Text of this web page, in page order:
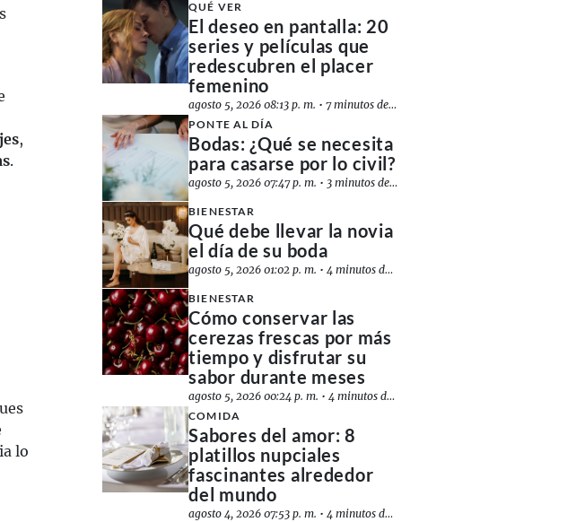
,
.
lo
QUÉ VER
El deseo en pantalla: 20
series y películas que
redescubren el placer
femenino
agosto 5, 2026 08:13 p. m. •7 minutos de lectura
PONTE AL DÍA
Bodas: ¿Qué se necesita
para casarse por lo civil?
agosto 5, 2026 07:47 p. m. • 3 minutos de lectura
BIENESTAR
Qué debe llevar la novia
el día de su boda
agosto 5, 2026 01:02 p. m. •4 minutos de lectura
BIENESTAR
Cómo conservar las
cerezas frescas por más
tiempo y disfrutar su
sabor durante meses
agosto 5, 2026 00:24 p. m. •4 minutos de lectura
COMIDA
Sabores del amor: 8
platillos nupciales
fascinantes alrededor
del mundo
agosto 4, 2026 07:53 p. m. •4 minutos de lectura